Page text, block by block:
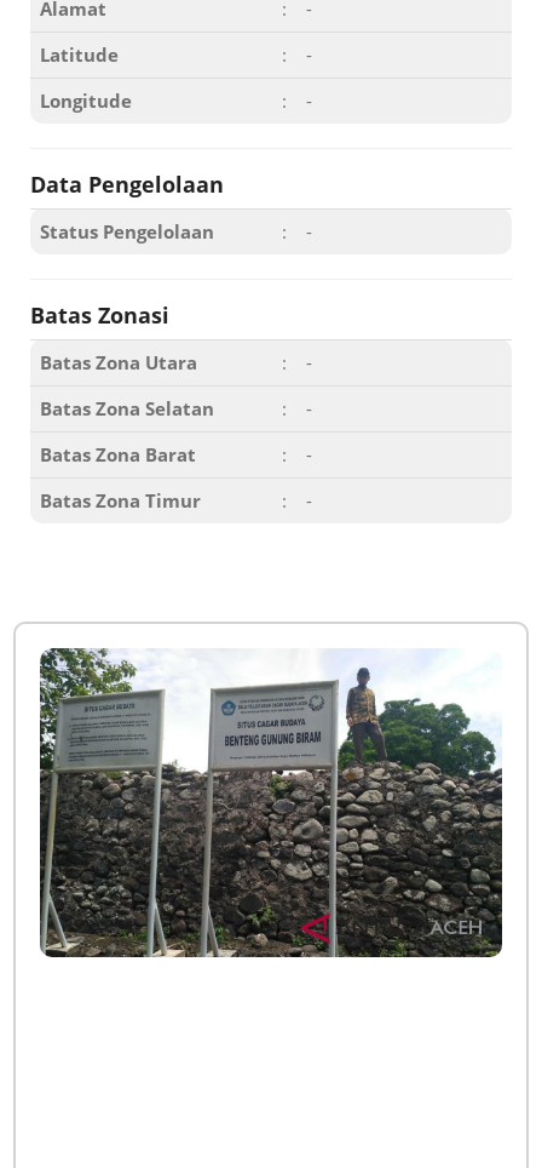
Alamat :
-
Latitude
:
-
Longitude
: -
Data Pengelolaan
Status Pengelolaan : -
Batas Zonasi
Batas Zona Utara :
-
Batas Zona Selatan
:
-
Batas Zona Barat
:
-
Batas Zona Timur
: -